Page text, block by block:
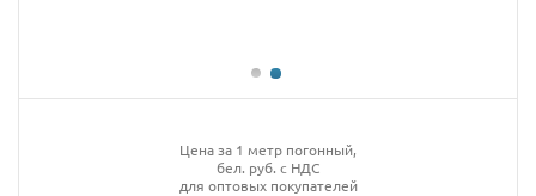
Цена за 1 метр погонный,
бел. руб. с НДС
для оптовых покупателей